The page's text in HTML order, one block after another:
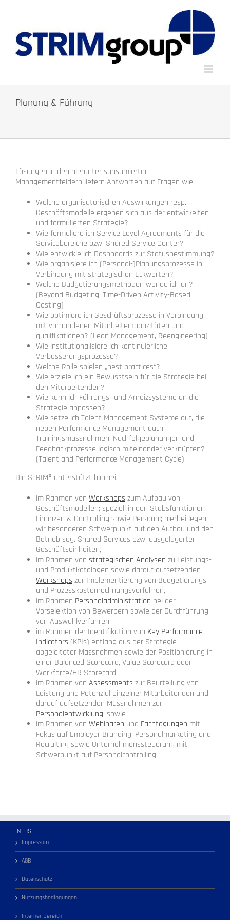
Planung & Führung
Lösungen in den hierunter subsumierten
Managementfeldern liefern Antworten auf Fragen wie:
Welche organisatorischen Auswirkungen resp.
Geschäftsmodelle ergeben sich aus der entwickelten
und formulierten Strategie?
Wie formuliere ich Service Level Agreements für die
Servicebereiche bzw. Shared Service Center?
Wie entwickle ich Dashboards zur Statusbestimmung?
Wie organisiere ich (Personal-)Planungsprozesse in
Verbindung mit strategischen Eckwerten?
Welche Budgetierungsmethoden wende ich an?
(Beyond Budgeting, Time-Driven Activity-Based
Costing)
Wie optimiere ich Geschäftsprozesse in Verbindung
mit vorhandenen Mitarbeiterkapazitäten und -
qualifikationen? (Lean Management, Reengineering)
Wie institutionalisiere ich kontinuierliche
Verbesserungsprozesse?
Welche Rolle spielen „best practices“?
Wie erziele ich ein Bewusstsein für die Strategie bei
den Mitarbeitenden?
Wie kann ich Führungs- und Anreizsysteme an die
Strategie anpassen?
Wie setze ich Talent Management Systeme auf, die
neben Performance Management auch
Trainingsmassnahmen, Nachfolgeplanungen und
Feedbackprozesse logisch miteinander verknüpfen?
(Talent and Performance Management Cycle)
Die STRIM® unterstützt hierbei
im Rahmen von Workshops zum Aufbau von
Geschäftsmodellen; speziell in den Stabsfunktionen
Finanzen & Controlling sowie Personal; hierbei legen
wir besonderen Schwerpunkt auf den Aufbau und den
Betrieb sog. Shared Services bzw. ausgelagerter
Geschäftseinheiten,
im Rahmen von strategischen Analysen zu Leistungs-
und Produktkatalogen sowie darauf aufsetzenden
Workshops zur Implementierung von Budgetierungs-
und Prozesskostenrechnungsverfahren,
im Rahmen Personaladministration bei der
Vorselektion von Bewerbern sowie der Durchführung
von Auswahlverfahren,
im Rahmen der Identifikation von Key Performance
Indicators (KPIs) entlang aus der Strategie
abgeleiteter Massnahmen sowie der Positionierung in
einer Balanced Scorecard, Value Scorecard oder
Workforce/HR Scorecard,
im Rahmen von Assessments zur Beurteilung von
Leistung und Potenzial einzelner Mitarbeitenden und
darauf aufsetzenden Massnahmen zur
Personalentwicklung, sowie
im Rahmen von Webinaren und Fachtagungen mit
Fokus auf Employer Branding, Personalmarketing und
Recruiting sowie Unternehmenssteuerung mit
Schwerpunkt auf Personalcontrolling.
INFOS
Impressum
AGB
Datenschutz
Nutzungsbedingungen
Interner Bereich